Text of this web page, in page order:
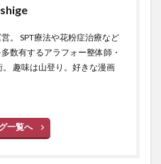
。 SPT療法や花粉症治療など
数有するアラフォー整体師・
趣味は山登り。好きな漫画
一覧へ